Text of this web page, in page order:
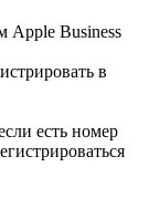
Apple Business
в
есть номер